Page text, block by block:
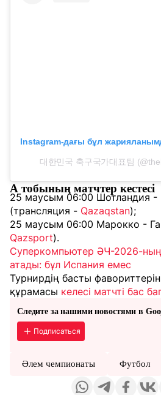
Instagram-дағы бұл
대한민국 축구국가대표팀
А тобының матчтер кестесі
25 маусым 06:00 Шотландия -
(трансляция - Qazaqstan);
25 маусым 06:00 Марокко -
Qazsport).
Суперкомпьютер ӘЧ-2026-
атады: бұл Испания емес
Турнирдің басты
құрамасы келесі матчті бас
Следите за нашими новостями в
Подписаться
Әлем чемпионаты Футбол